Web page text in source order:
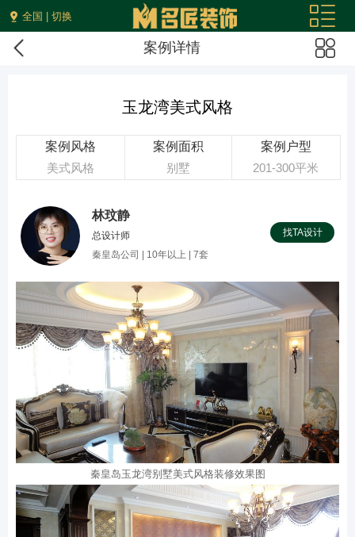
全国 | 切换
案例详情
玉龙湾美式风格
案例风格
美式风格
案例面积
别墅
案例户型
201-300平米
林玟静
总设计师
秦皇岛公司 | 10年以上 | 7套
找TA设计
秦皇岛玉龙湾别墅美式风格装修效果图